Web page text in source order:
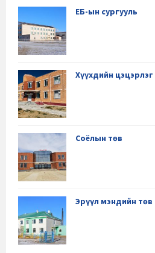
ЕБ-ын сургууль
Хүүхдийн цэцэрлэг
Соёлын төв
Эрүүл мэндийн төв